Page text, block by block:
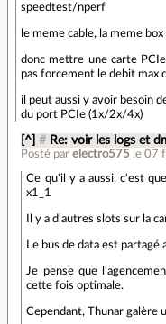
speedtest/nperf
le meme cable, la meme
donc mettre une carte
pas forcement le debit max
il peut aussi y avoir besoin
du port PCIe (1x/2x/4x)
[^] # Re: voir les logs et
Posté parelectro575 le 07
Ce qu'il y a aussi, c'est
x1_1
Il y a d'autres slots sur la
Le bus de data est
Je pense que
cette fois optimale.
Cependant, Thunar galère